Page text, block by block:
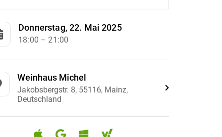
Donnerstag, 22. Mai 2025
18:00 – 21:00
Weinhaus Michel
Jakobsbergstr. 8, 55116, Mainz,
Deutschland